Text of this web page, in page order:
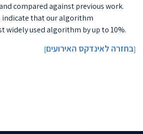
compared against previous work.
that our algorithm
widely used algorithm by up to 10%.
[בחזרה לאינדקס האירועים]